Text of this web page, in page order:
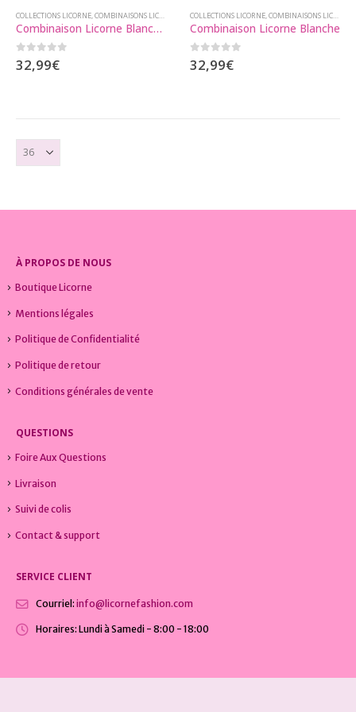
plusieurs
variations.
choisies
produit
COLLECTIONS LICORNE,COMBINAISONS LICORNE
Combinaison Licorne Blanchette
0 sur 5
32,99€
plusieurs
variations.
choisies
produit
COLLECTIONS LICORNE,COMBINAISONS LICORNE
Combinaison Licorne Blanche
0 sur 5
32,99€
À PROPOS DE NOUS
Boutique Licorne
Mentions légales
Politique de Confidentialité
Politique de retour
Conditions générales de vente
QUESTIONS
Foire Aux Questions
Livraison
Suivi de colis
Contact & support
SERVICE CLIENT
Courriel: info@licornefashion.com
Horaires: Lundi à Samedi - 8:00 - 18:00